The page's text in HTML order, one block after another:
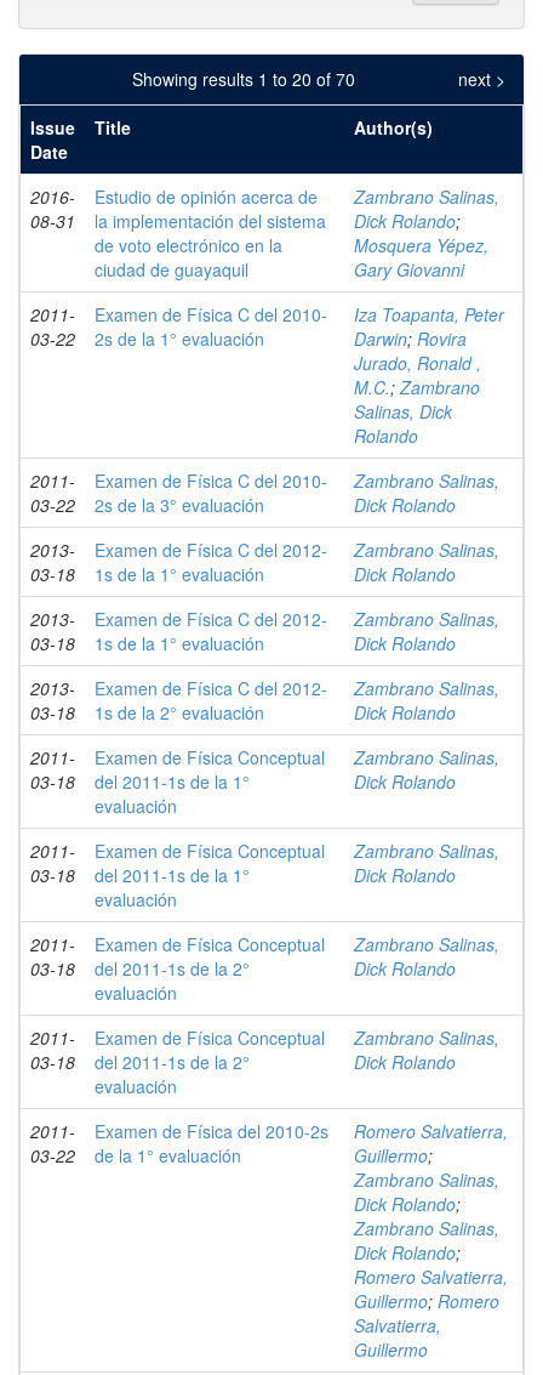
Showing results 1 to 20 of 70
next >
Issue
Date
Title Author(s)
2016-
08-31
Estudio de opinión acerca de
la implementación del sistema
de voto electrónico en la
ciudad de guayaquil
Zambrano Salinas,
Dick Rolando;
Mosquera Yépez,
Gary Giovanni
2011-
03-22
Examen de Física C del 2010-
2s de la 1° evaluación
Iza Toapanta, Peter
Darwin; Rovira
Jurado, Ronald ,
M.C.;Zambrano
Salinas, Dick
Rolando
2011-
03-22
Examen de Física C del 2010-
2s de la 3° evaluación
Zambrano Salinas,
Dick Rolando
2013-
03-18
Examen de Física C del 2012-
1s de la 1° evaluación
Zambrano Salinas,
Dick Rolando
2013-
03-18
Examen de Física C del 2012-
1s de la 1° evaluación
Zambrano Salinas,
Dick Rolando
2013-
03-18
Examen de Física C del 2012-
1s de la 2° evaluación
Zambrano Salinas,
Dick Rolando
2011-
03-18
Examen de Física Conceptual
del 2011-1s de la 1°
evaluación
Zambrano Salinas,
Dick Rolando
2011-
03-18
Examen de Física Conceptual
del 2011-1s de la 1°
evaluación
Zambrano Salinas,
Dick Rolando
2011-
03-18
Examen de Física Conceptual
del 2011-1s de la 2°
evaluación
Zambrano Salinas,
Dick Rolando
2011-
03-18
Examen de Física Conceptual
del 2011-1s de la 2°
evaluación
Zambrano Salinas,
Dick Rolando
2011-
03-22
Examen de Física del 2010-2s
de la 1° evaluación
Romero Salvatierra,
Guillermo;
Zambrano Salinas,
Dick Rolando;
Zambrano Salinas,
Dick Rolando;
Romero Salvatierra,
Guillermo; Romero
Salvatierra,
Guillermo